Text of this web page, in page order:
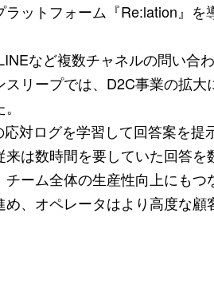
ットフォーム『Re:lation』
など複数チャネルの問い合
リープでは、D2C事業の拡
対ログを学習して回答案を
は数時間を要していた回答
ーム全体の生産性向上にもつ
、オペレータはより高度な